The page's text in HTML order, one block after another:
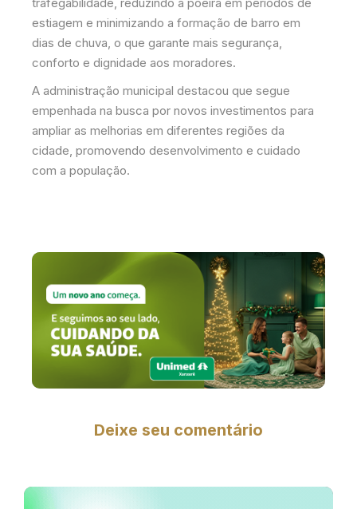
trafegabilidade, reduzindo a poeira em períodos de
estiagem e minimizando a formação de barro em
dias de chuva, o que garante mais segurança,
conforto e dignidade aos moradores.
A administração municipal destacou que segue
empenhada na busca por novos investimentos para
ampliar as melhorias em diferentes regiões da
cidade, promovendo desenvolvimento e cuidado
com a população.
Deixe seu comentário